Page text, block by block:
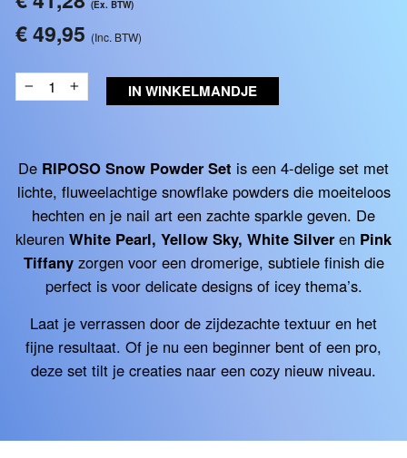
(Ex. BTW)
€ 49,95 (Inc. BTW)
− + IN WINKELMANDJE
De RIPOSO Snow Powder Set is een 4-delige set met
lichte, fluweelachtige snowflake powders die moeiteloos
hechten en je nail art een zachte sparkle geven. De
kleuren White Pearl, Yellow Sky, White Silveren Pink
Tiffanyzorgen voor een dromerige, subtiele finish die
perfect is voor delicate designs of icey thema’s.
Laat je verrassen door de zijdezachte textuur en het
fijne resultaat. Of je nu een beginner bent of een pro,
deze set tilt je creaties naar een cozy nieuw niveau.